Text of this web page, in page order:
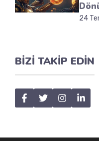
24
BIZI TAKIP EDIN